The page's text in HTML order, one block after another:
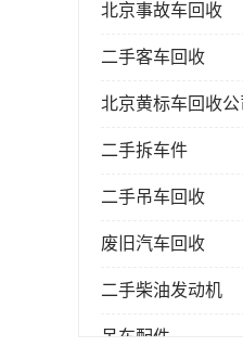
北京事故车回收
二手客车回收
北京黄标车回收公
二手拆车件
二手吊车回收
废旧汽车回收
二手柴油发动机
吊车配件